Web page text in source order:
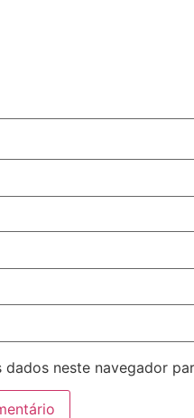
dados neste navegador